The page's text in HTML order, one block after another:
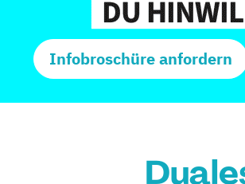
Infobroschüre anfordern